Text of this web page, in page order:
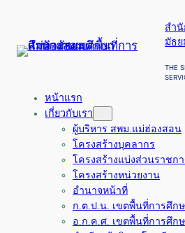
สำ
มัธ
THE
หน้าแรก
เกี่ยวกับเรา
ผู้บริหาร สพม.แม่ฮ่องสอน
โครงสร้างบุคลากร
โครงสร้างแบ่งส่วนราชก
โครงสร้างหน่วยงาน
อำนาจหน้าที่
ก.ต.ป.น. เขตพื้นที่การศึก
อ.ก.ค.ศ. เขตพื้นที่การศึก